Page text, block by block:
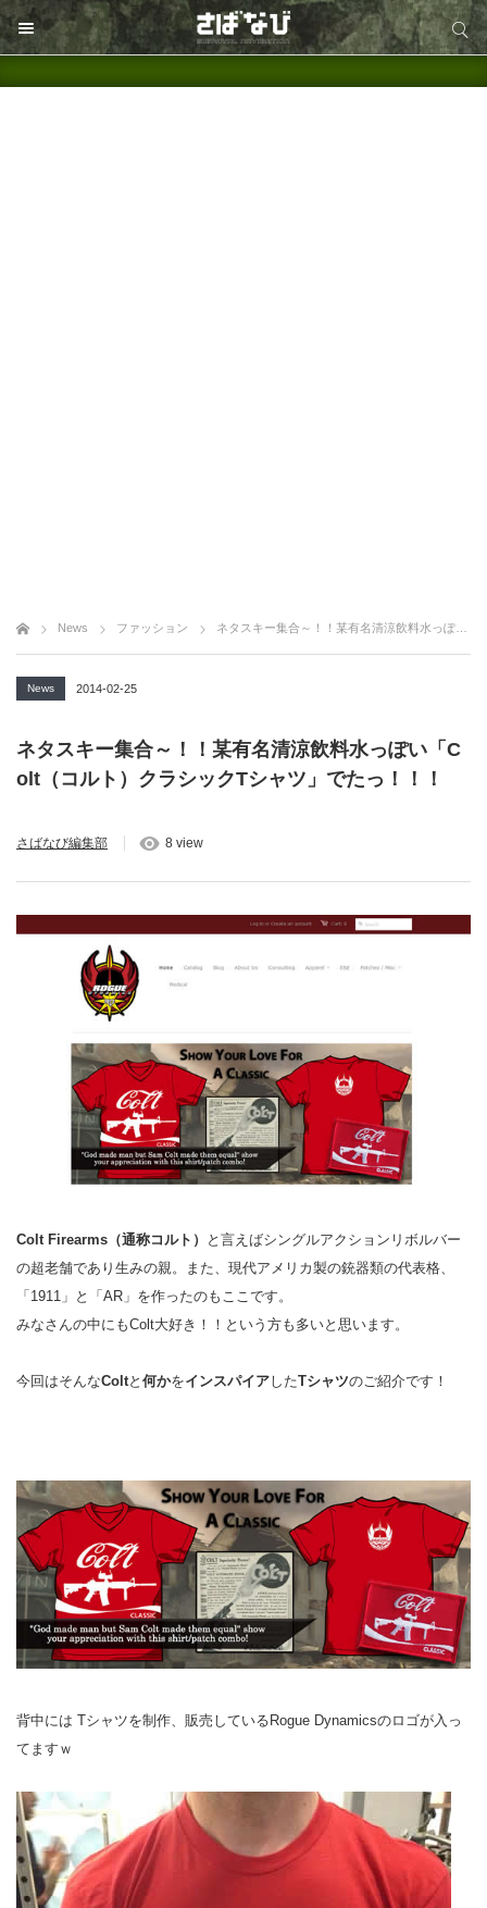
サイト内検索
News ファッション ネタスキー集合～！！某有名清涼飲料水っぽい「Colt（コルト）クラシックTシャツ」でたっ！！！
News 2014-02-25
ネタスキー集合～！！某有名清涼飲料水っぽい「C
olt（コルト）クラシックTシャツ」でたっ！！！
さばなび編集部 8 view
Colt Firearms（通称コルト）
と言えばシングルアクションリボルバー
の超老舗であり生みの親。また、現代アメリカ製の銃器類の代表格、
「1911」と「AR」を作ったのもここです。
みなさんの中にもColt大好き！！という方も多いと思います。
今回はそんなColtと 何かをインスパイアしたTシャツのご紹介です！
背中には Tシャツを制作、販売しているRogue Dynamicsのロゴが入っ
てますｗ
サイト内検索